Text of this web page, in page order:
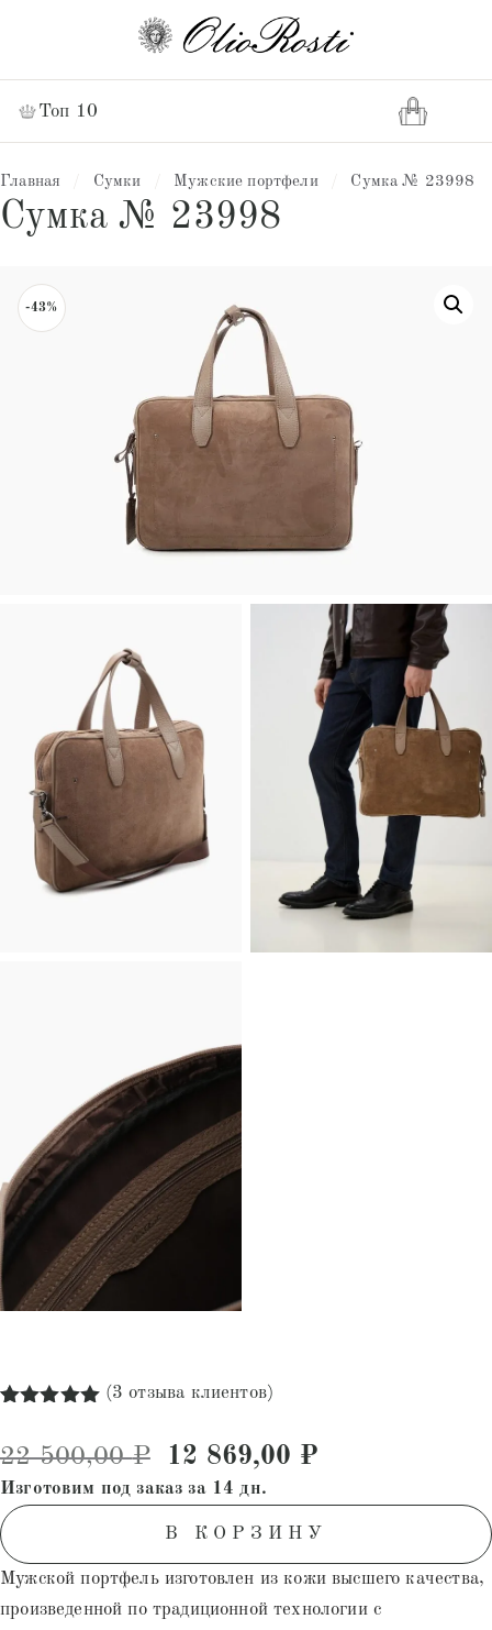
Топ 10
Главная Сумки Мужские портфели Сумка № 23998
Сумка № 23998
-43%
на основе
опроса
пользователей
(3 отзыва клиентов)
22 500,00₽ Первоначальная цена
12 869,00 ₽Текущая
Изготовим под заказ за 14 дн.
В КОРЗИНУ
Мужской портфель изготовлен из кожи высшего качества,
произведенной по традиционной технологии с